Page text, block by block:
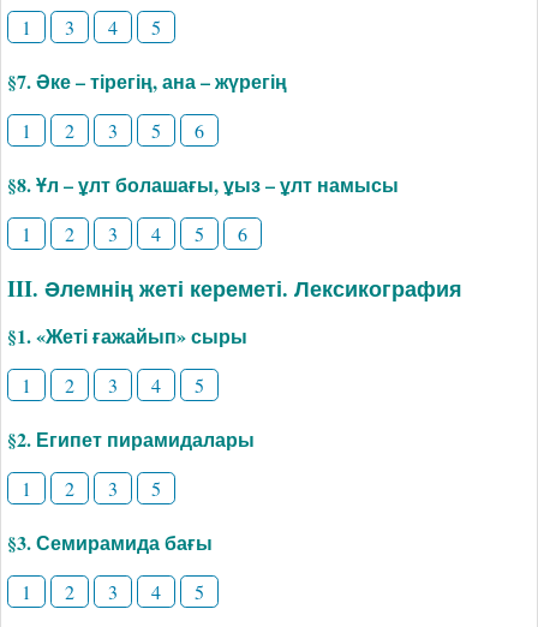
1 3 4 5
§7. Әке – тірегің, ана – жүрегің
1 2 3 5 6
§8. Ұл – ұлт болашағы, ұыз – ұлт намысы
1 2 3 4 5 6
III. Әлемнің жеті кереметі. Лексикография
§1. «­Жеті ғажайып» сыры
1 2 3 4 5
§2. Египет пирамидалары
1 2 3 5
§3. Семирамида бағы
1 2 3 4 5